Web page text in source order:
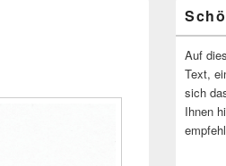
Auf
Text,
sich
Ihnen